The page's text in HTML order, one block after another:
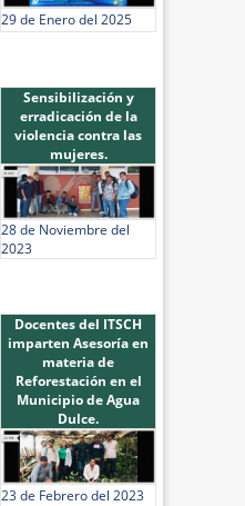
29 de Enero del 2025
Sensibilización y
erradicación de la
violencia contra las
mujeres.
28 de Noviembre del
2023
Docentes del ITSCH
imparten Asesoría en
materia de
Reforestación en el
Municipio de Agua
Dulce.
23 de Febrero del 2023